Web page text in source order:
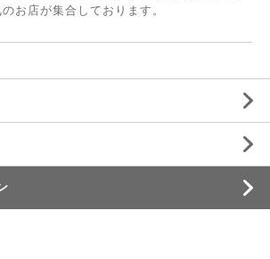
お店が集合しております。